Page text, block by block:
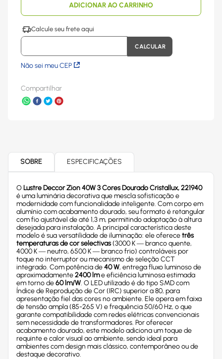
ADICIONAR AO CARRINHO
Não sei meu CEP
Compartilhar
SOBRE ESPECIFICAÇÕES
OLustre Deccor Zion 40W 3 Cores Dourado Cristallux, 221940
é uma luminária decorativa que mescla sofisticação e
modernidade com funcionalidade inteligente. Com corpo em
alumínio com acabamento dourado, seu formato é retangular
com fio ajustável de até 1,3 m, permitindo adaptação à altura
desejada para instalação. A principal característica deste
modelo é sua versatilidade de iluminação: ele oferecetrês
temperaturas de cor selectivas(3000 K — branco quente,
4000 K — neutro, 6500 K — branco frio) controláveis por
toque no interruptor ou mecanismo de seleção CCT
integrado. Com potência de40 W, entrega fluxo luminoso de
aproximadamente2400 lme eficiência luminosa estimada
em torno de60 lm/W. O LED utilizado é do tipo SMD com
Índice de Reprodução de Cor (IRC) superior a 80, para
apresentação fiel das cores no ambiente. Ele opera em faixa
de tensão ampla (85-265 V) e frequência 50/60 Hz, o que
garante compatibilidade com redes elétricas convencionais
sem necessidade de transformadores. Por oferecer
acabamento dourado, este modelo adiciona um toque de
requinte e calor visual ao ambiente, sendo ideal para
ambientes com design mais clássico, contemporâneo ou de
destaque decorativo.